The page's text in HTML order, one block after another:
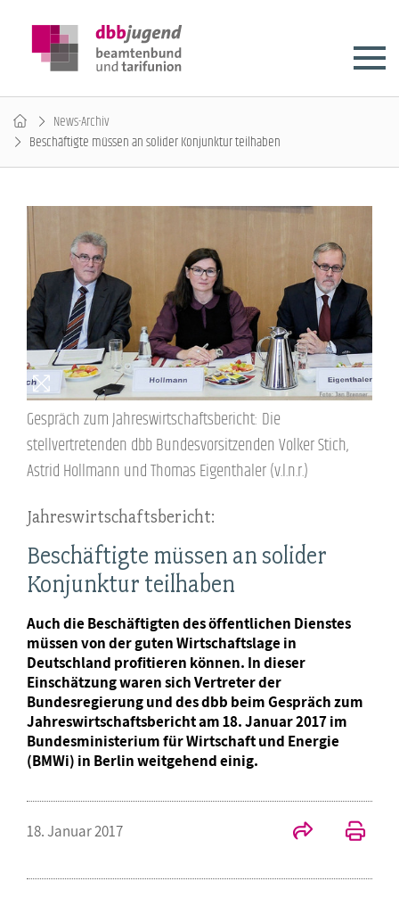
News-Archiv
Beschäftigte müssen an solider Konjunktur teilhaben
Gespräch zum Jahreswirtschaftsbericht: Die
stellvertretenden dbb Bundesvorsitzenden Volker Stich,
Astrid Hollmann und Thomas Eigenthaler (v.l.n.r.)
Jahreswirtschaftsbericht:
Beschäftigte müssen an solider
Konjunktur teilhaben
Auch die Beschäftigten des öffentlichen Dienstes
müssen von der guten Wirtschaftslage in
Deutschland profitieren können. In dieser
Einschätzung waren sich Vertreter der
Bundesregierung und des dbb beim Gespräch zum
Jahreswirtschaftsbericht am 18. Januar 2017 im
Bundesministerium für Wirtschaft und Energie
(BMWi) in Berlin weitgehend einig.
18. Januar 2017